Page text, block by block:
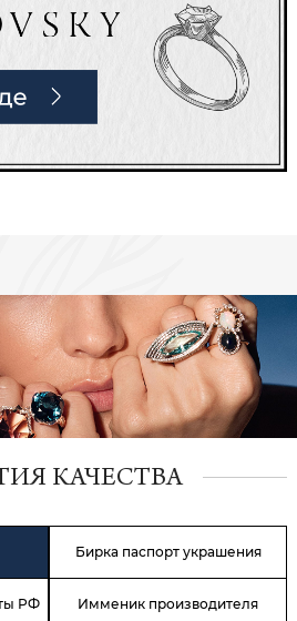
КАЧЕСТВА
Бирка паспорт украшения
РФ Имменик производителя